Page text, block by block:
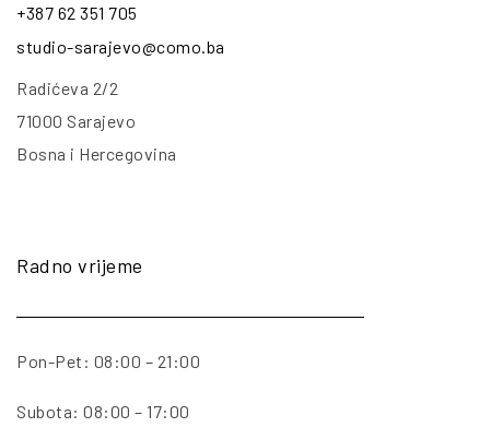
+387 62 351 705
studio-sarajevo@como.ba
Radićeva 2/2
71000 Sarajevo
Bosna i Hercegovina
Radno vrijeme
Pon-Pet: 08:00 – 21:00
Subota: 08:00 – 17:00